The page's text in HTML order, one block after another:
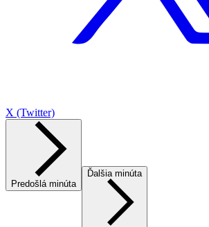
X (Twitter)
Predošlá minúta
Ďalšia minúta